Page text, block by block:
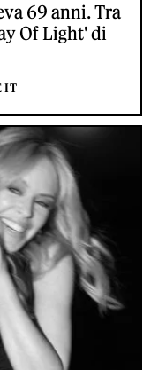
69 anni. Tra
Of Light' di
IT